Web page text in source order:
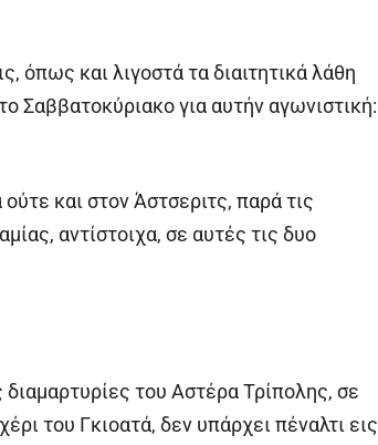
όπως και λιγοστά τα διαιτητικά λάθη
Σαββατοκύριακο για αυτήν αγωνιστική:
και στον Άστσεριτς, παρά τις
αντίστοιχα, σε αυτές τις δυο
διαμαρτυρίες του Αστέρα Τρίπολης, σε
του Γκιοατά, δεν υπάρχει πέναλτι εις